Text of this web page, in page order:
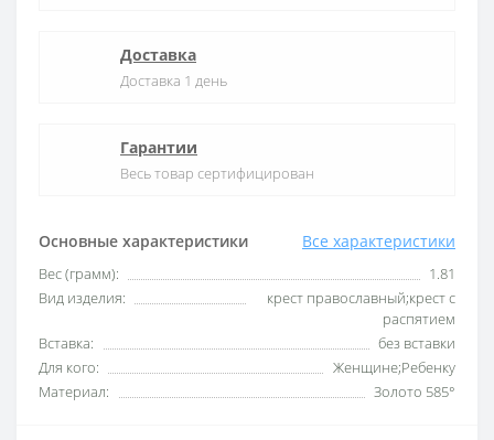
Основные характеристики Все характеристики
Вес (грамм):
1.81
Вид изделия:
крест православный;крест с
распятием
Вставка:
без вставки
Для кого:
Женщине;Ребенку
Материал:
Золото 585°
Доставка
Доставка 1 день
Гарантии
Весь товар сертифицирован